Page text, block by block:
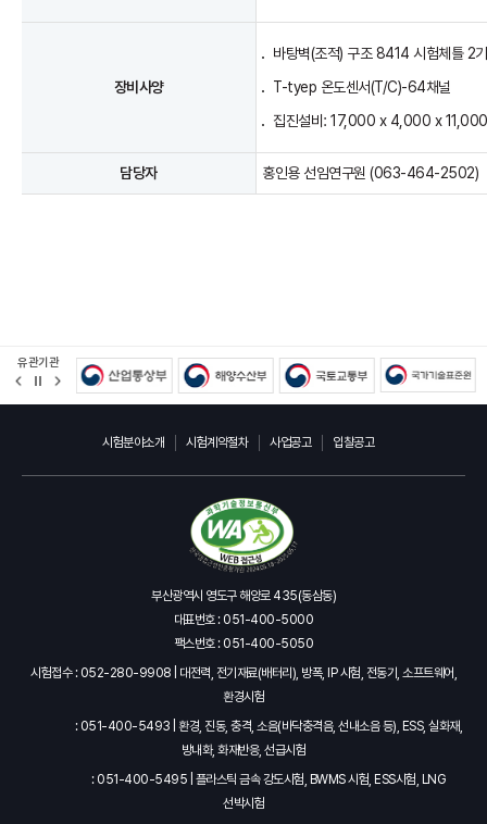
장비사양
바탕벽(조적) 구조 8414 시험체틀 2기
T-tyep 온도센서(T/C)-64채널
집진설비: 17,000 x 4,000 x
담당자 홍인용 선임연구원 (063-464-2502)
유관기관
정
지
시험분야소개 시험계약절차 사업공고 입찰공고
부산광역시 영도구 해양로 435(동삼동)
대표번호 : 051-400-5000
팩스번호 : 051-400-5050
시험접수 : 052-280-9908 | 대전력, 전기재료(배터리), 방폭, IP 시험, 전동기, 소프트웨어,
환경시험
: 051-400-5493 | 환경, 진동, 충격, 소음(바닥충격음, 선내소음 등), ESS, 실화재,
방내화, 화재반응, 선급시험
: 051-400-5495 | 플라스틱 금속 강도시험, BWMS 시험, ESS시험, LNG
선박시험